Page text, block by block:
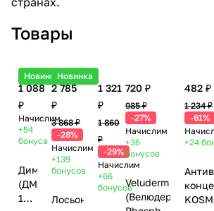
Товары
Новинка
1 088
₽
Начислим
+54
бонуса
Диметиламиноэтанол
(ДМАЭ)
1%
Новинка
2 785
₽
3 868 ₽
-28%
Начислим
+139
бонусов
Лосьон-
1 321
₽
1 860
₽
-29%
Начислим
+66
бонусов
720 ₽
985 ₽
-27%
Начислим
+36
бонусов
Veluderm
(Велюдерм)
482 ₽
1 234 ₽
-61%
+24